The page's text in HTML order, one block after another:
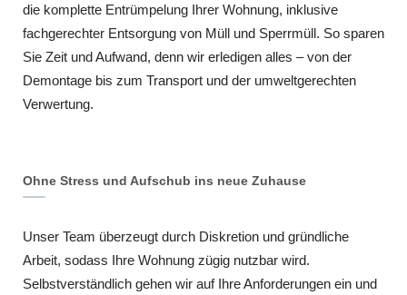
die komplette Entrümpelung Ihrer Wohnung, inklusive
fachgerechter Entsorgung von Müll und Sperrmüll. So sparen
Sie Zeit und Aufwand, denn wir erledigen alles – von der
Demontage bis zum Transport und der umweltgerechten
Verwertung.
Ohne Stress und Aufschub ins neue Zuhause
Unser Team überzeugt durch Diskretion und gründliche
Arbeit, sodass Ihre Wohnung zügig nutzbar wird.
Selbstverständlich gehen wir auf Ihre Anforderungen ein und